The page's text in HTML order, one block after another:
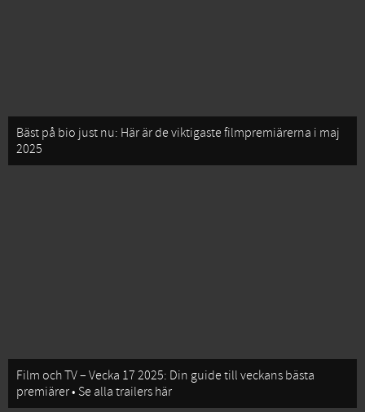
Bäst på bio just nu: Här är de viktigaste filmpremiärerna i maj
2025
Film och TV – Vecka 17 2025: Din guide till veckans bästa
premiärer • Se alla trailers här